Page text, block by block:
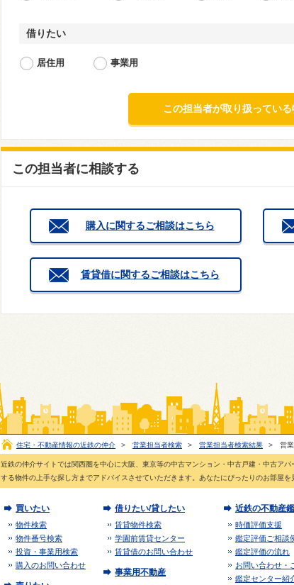
借りたい
居住用 事業用
この担当者に相談する
購入に関するご相談はこちら
賃貸借に関するご相談はこちら
住宅・不動産情報の近鉄の仲介 > 営業担当者検索 > 営業担当者検索結果 > 営
近鉄の仲介サイトでは関西圏を中心に大阪、東京等の中古マンション・中古戸建・中古ア
する物件の上手な探し方までアドバイスさせていただきます。あなたにぴったりのお部屋を
買いたい
物件検索
物件番号検索
投資・事業用検索
購入のお問い合わせ
借りたい/貸したい
賃貸物件検索
学園前賃貸センター
賃貸借のお問い合わせ
事業用不動産
近鉄の不動産
時価評価支援
鑑定評価ご相談
鑑定評価の流れ
お問い合わせ・
鑑定センター紹